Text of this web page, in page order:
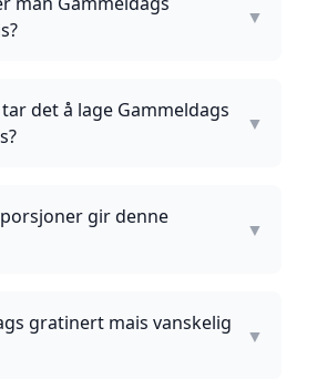
▼
det å lage Gammeldags
▼
gir denne
▼
gratinert mais vanskelig
▼